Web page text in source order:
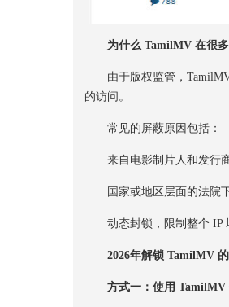
为什么 TamilMV 在很
由于版权监管，TamilMV
的访问。
常见的屏蔽原因包括：
来自电影制片人和发行
国家或地区层面的法院下
动态封锁，限制整个 IP
2026年解锁 TamilMV 的
方式一：使用 TamilMV